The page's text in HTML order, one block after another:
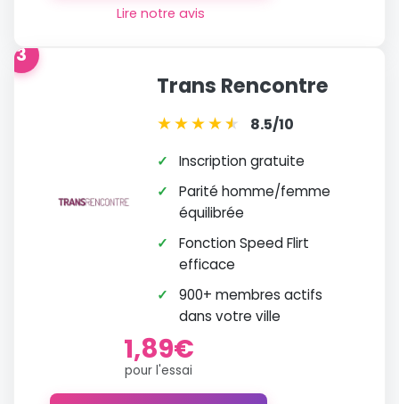
Lire notre avis
3
Trans Rencontre
★★★★★
★ 8.5/10
✓
Inscription gratuite
✓
Parité homme/femme
équilibrée
✓
Fonction Speed Flirt
efficace
✓
900+ membres actifs
dans votre ville
1,89€
pour l'essai